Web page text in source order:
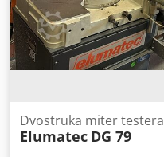
Dvostruka miter testera
Elumatec DG 79